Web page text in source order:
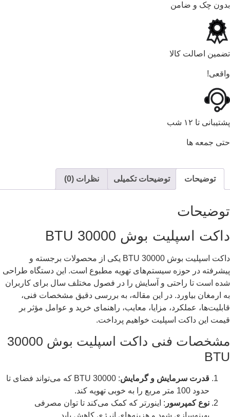
بدون چک و ضامن
تضمین اصالت کالا
واقعی!
پشتیبانی تا ۱۲ شب
حتی جمعه ها
توضیحات توضیحات تکمیلی نظرات (0)
توضیحات
داکت اسپلیت بوش 30000 BTU
داکت اسپلیت بوش 30000 BTU یکی از محصولات برجسته و
پیشرفته در حوزه سیستم‌های تهویه مطبوع است. این دستگاه طراحی
شده است تا راحتی و آسایش را در فصول مختلف سال برای کاربران
به ارمغان بیاورد. در این مقاله، به بررسی دقیق مشخصات فنی،
قابلیت‌ها، عملکرد، مزایا، معایب، راهنمای خرید و عوامل مؤثر بر
قیمت این داکت اسپلیت خواهیم پرداخت.
مشخصات فنی داکت اسپلیت بوش 30000
BTU
قدرت سرمایش و گرمایش
: 30000 BTU که می‌تواند فضای تا
حدود 100 متر مربع را به خوبی تهویه کند.
نوع کمپرسور : اینورتر که کمک می‌کند تا توان مصرفی